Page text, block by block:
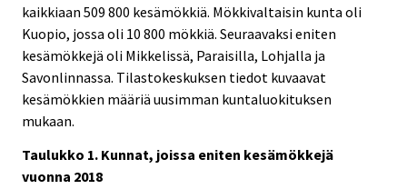
kaikkiaan 509 800 kesämökkiä. Mökkivaltaisin kunta oli
Kuopio, jossa oli 10 800 mökkiä. Seuraavaksi eniten
kesämökkejä oli Mikkelissä, Paraisilla, Lohjalla ja
Savonlinnassa. Tilastokeskuksen tiedot kuvaavat
kesämökkien määriä uusimman kuntaluokituksen
mukaan.
Taulukko 1. Kunnat, joissa eniten kesämökkejä
vuonna 2018